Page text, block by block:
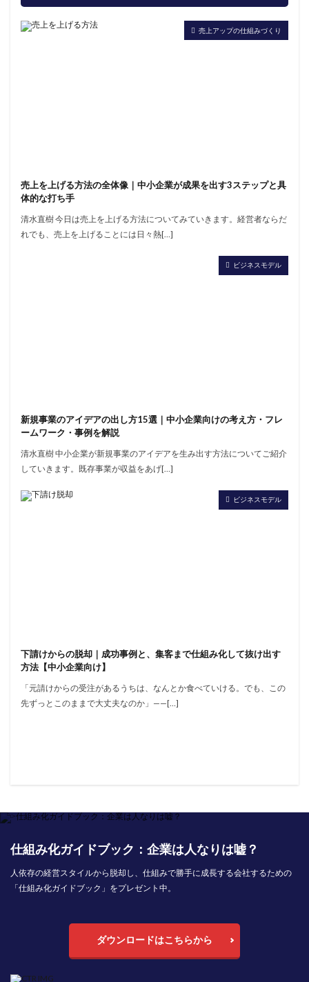
売上アップの仕組みづくり
売上を上げる方法の全体像｜中小企業が成果を出す3ステップと具
体的な打ち手
清水直樹 今日は売上を上げる方法についてみていきます。経営者ならだ
れでも、売上を上げることには日々熱[…]
ビジネスモデル
新規事業のアイデアの出し方15選｜中小企業向けの考え方・フレ
ームワーク・事例を解説
清水直樹 中小企業が新規事業のアイデアを生み出す方法についてご紹介
していきます。既存事業が収益をあげ[…]
ビジネスモデル
下請けからの脱却｜成功事例と、集客まで仕組み化して抜け出す
方法【中小企業向け】
「元請けからの受注があるうちは、なんとか食べていける。でも、この
先ずっとこのままで大丈夫なのか」——[…]
仕組み化ガイドブック：企業は人なりは嘘？
人依存の経営スタイルから脱却し、仕組みで勝手に成長する会社するための
「仕組み化ガイドブック」をプレゼント中。
ダウンロードはこちらから